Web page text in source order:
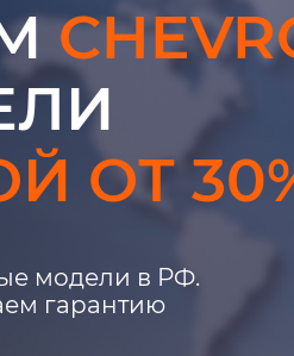
ОТ
модели в РФ.
гарантию